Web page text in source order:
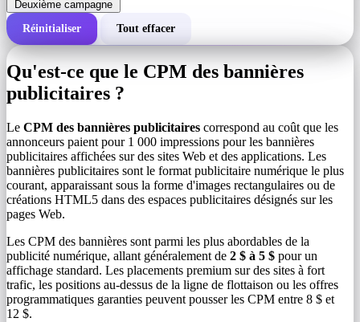
Deuxième campagne
Coût total d'une campagne
Coût pour 1 000 impressions (CPM)
Nombre d'impressions
Réinitialiser Tout effacer
Qu'est-ce que le CPM des bannières
publicitaires ?
Le CPM des bannières publicitaires correspond au coût que les
annonceurs paient pour 1 000 impressions pour les bannières
publicitaires affichées sur des sites Web et des applications. Les
bannières publicitaires sont le format publicitaire numérique le plus
courant, apparaissant sous la forme d'images rectangulaires ou de
créations HTML5 dans des espaces publicitaires désignés sur les
pages Web.
Les CPM des bannières sont parmi les plus abordables de la
publicité numérique, allant généralement de 2 $ à 5 $ pour un
affichage standard. Les placements premium sur des sites à fort
trafic, les positions au-dessus de la ligne de flottaison ou les offres
programmatiques garanties peuvent pousser les CPM entre 8 $ et
12 $.